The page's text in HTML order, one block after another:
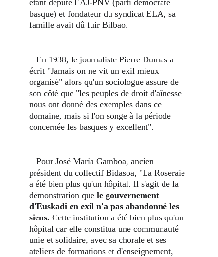
étant député EAJ-PNV (parti démocrate
basque) et fondateur du syndicat ELA, sa
famille avait dû fuir Bilbao.
écrit "Jamais on ne vit un exil mieux
organisé" alors qu'un sociologue assure de
son côté que "les peuples de droit d'aînesse
nous ont donné des exemples dans ce
domaine, mais si l'on songe à la période
concernée les basques y excellent".
président du collectif Bidasoa, "La Roseraie
a été bien plus qu'un hôpital. Il s'agit de la
démonstration que le gouvernement
d'Euskadi en exil n'a pas abandonné les
siens. Cette institution a été bien plus qu'un
hôpital car elle constitua une communauté
unie et solidaire, avec sa chorale et ses
ateliers de formations et d'enseignement,